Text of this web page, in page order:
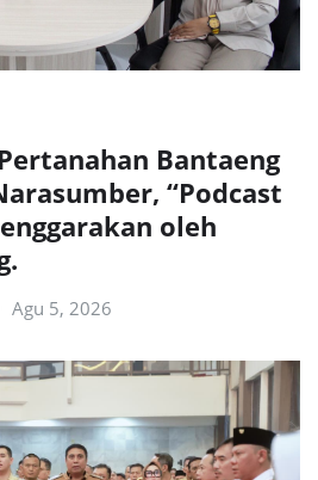
Bantaeng
“Podcast
oleh
Agu 5, 2026